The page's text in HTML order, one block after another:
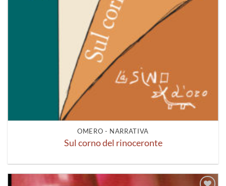
OMERO - NARRATIVA
Sul corno del rinoceronte